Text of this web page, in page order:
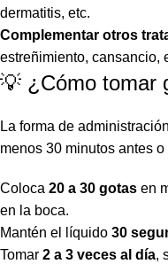
dermatitis, etc.
Complementar otros
estreñimiento, cansancio,
💡 ¿Cómo tomar
La forma de
menos 30 minutos antes
Coloca 20 a 30 gotas en
en la boca.
Mantén el líquido 30
Tomar 2 a 3 veces al día,